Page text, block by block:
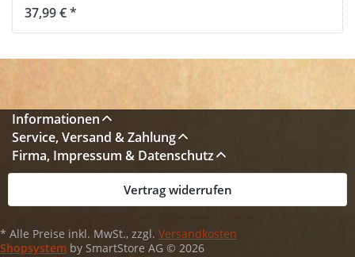
37,99 € *
Informationen
Service, Versand & Zahlung
Firma, Impressum & Datenschutz
Vertrag widerrufen
* Alle Preise inkl. MwSt., zzgl. Versandkosten
Shopsystem by SmartStore AG © 2026